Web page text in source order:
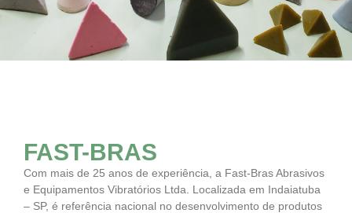
FAST-BRAS
Com mais de 25 anos de experiência, a Fast-Bras Abrasivos
e Equipamentos Vibratórios Ltda. Localizada em Indaiatuba
– SP, é referência nacional no desenvolvimento de produtos